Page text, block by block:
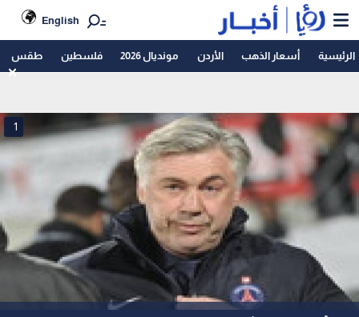
English
الرئيسية أسعار الذهب الأردن مونديال 2026 فلسطين طقس
1